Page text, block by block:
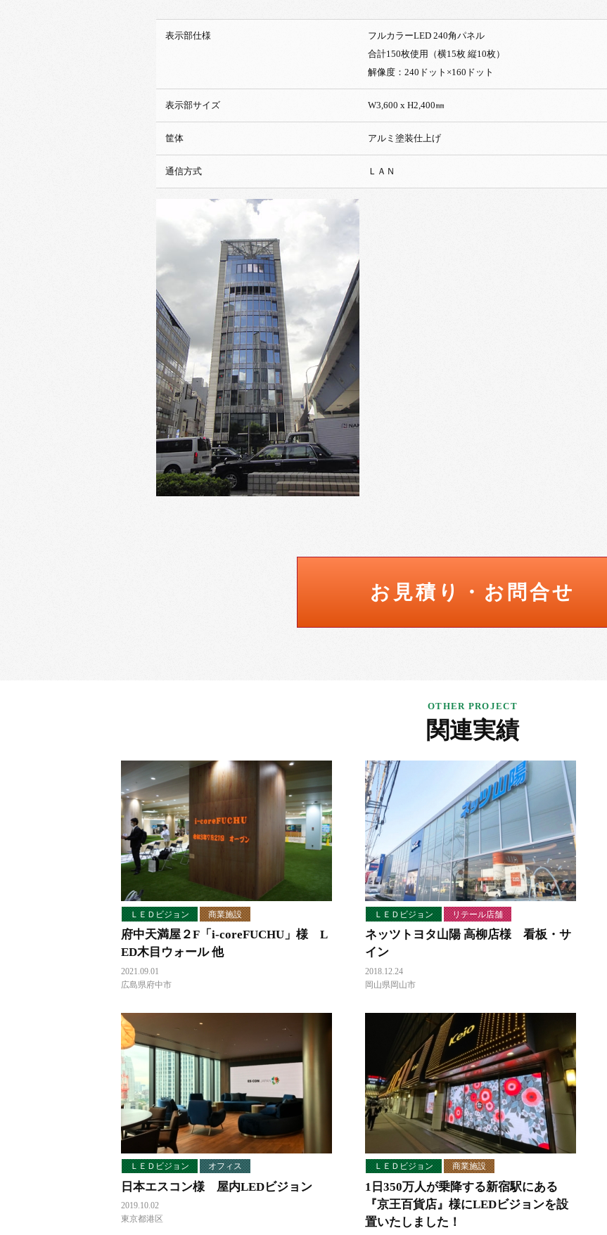
表示部仕様
フルカラーLED 240角パネル
合計150枚使用（横15枚 縦10枚）
解像度：240ドット×160ドット
表示部サイズ W3,600 x H2,400㎜
筐体 アルミ塗装仕上げ
通信方式 ＬＡＮ
お見積り・お問合せ
関連実績
ＬＥＤビジョン 商業施設
府中天満屋２F「i-coreFUCHU」様 L
ED木目ウォール 他
2021.09.01
広島県府中市
ＬＥＤビジョン リテール店舗
ネッツトヨタ山陽 高柳店様 看板・サ
イン
2018.12.24
岡山県岡山市
ＬＥＤビジョン オフィス
日本エスコン様 屋内LEDビジョン
2019.10.02
東京都港区
ＬＥＤビジョン 商業施設
1日350万人が乗降する新宿駅にある
『京王百貨店』様にLEDビジョンを設
置いたしました！